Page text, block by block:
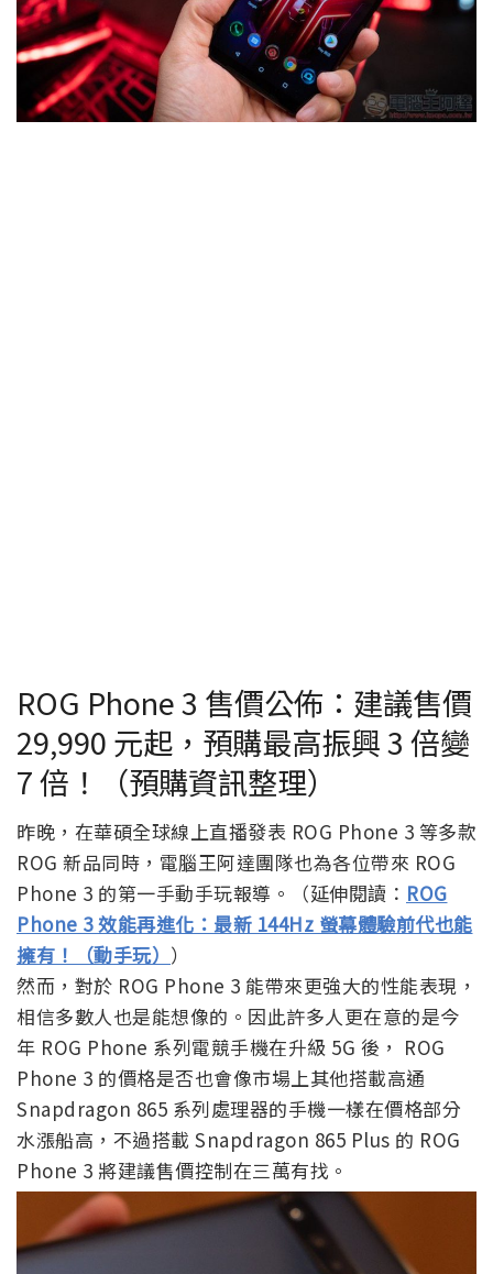
ROG Phone 3 售價公佈：建議售價
29,990 元起，預購最高振興 3 倍變
7 倍！（預購資訊整理）
昨晚，在華碩全球線上直播發表 ROG Phone 3 等多款
ROG 新品同時，電腦王阿達團隊也為各位帶來 ROG
Phone 3 的第一手動手玩報導。（延伸閱讀： ROG
Phone 3 效能再進化：最新 144Hz 螢幕體驗前代也能
擁有！（動手玩） ）
然而，對於 ROG Phone 3 能帶來更強大的性能表現，
相信多數人也是能想像的。因此許多人更在意的是今
年 ROG Phone 系列電競手機在升級 5G 後， ROG
Phone 3 的價格是否也會像市場上其他搭載高通
Snapdragon 865 系列處理器的手機一樣在價格部分
水漲船高，不過搭載 Snapdragon 865 Plus 的 ROG
Phone 3 將建議售價控制在三萬有找。